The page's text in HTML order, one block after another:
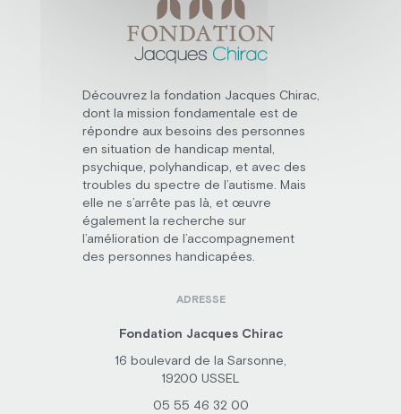
Découvrez la fondation Jacques Chirac,
dont la mission fondamentale est de
répondre aux besoins des personnes
en situation de handicap mental,
psychique, polyhandicap, et avec des
troubles du spectre de l’autisme. Mais
elle ne s’arrête pas là, et œuvre
également la recherche sur
l’amélioration de l’accompagnement
des personnes handicapées.
ADRESSE
Fondation Jacques Chirac
16 boulevard de la Sarsonne,
19200 USSEL
05 55 46 32 00